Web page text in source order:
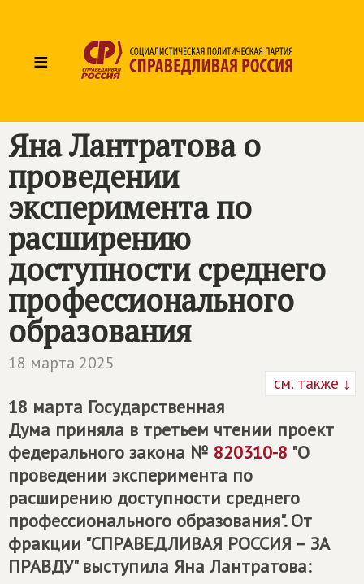
≡
Яна Лантратова о
проведении
эксперимента по
расширению
доступности среднего
профессионального
образования
18 марта 2025
см. также ↓
18 марта Государственная
Дума приняла в третьем чтении проект
федерального закона № 820310-8 "О
проведении эксперимента по
расширению доступности среднего
профессионального образования". От
фракции "СПРАВЕДЛИВАЯ РОССИЯ – ЗА
ПРАВДУ" выступила Яна Лантратова: